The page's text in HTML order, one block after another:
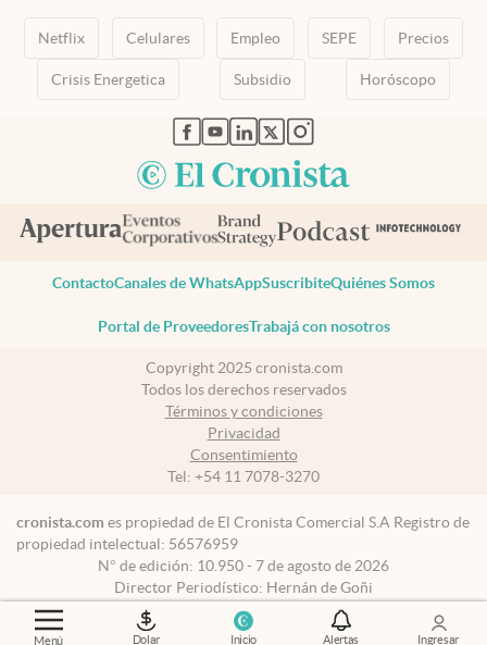
Menú Dolar Inicio Alertas Ingresar
Netflix Celulares Empleo SEPE Precios
Crisis Energetica Subsidio Horóscopo
abre en nueva pestaña
abre en nueva pestaña
abre en nueva pestaña
abre en nueva pestaña
abre en nueva pestaña
ContactoCanales de WhatsAppSuscribiteQuiénes Somos
Portal de ProveedoresTrabajá con nosotros
Copyright 2025 cronista.com
Todos los derechos reservados
Términos y condiciones
Privacidad
Consentimiento
Tel: +54 11 7078-3270
cronista.com es propiedad de El Cronista Comercial S.A Registro de
propiedad intelectual: 56576959
N° de edición: 10.950 - 7 de agosto de 2026
Director Periodístico: Hernán de Goñi